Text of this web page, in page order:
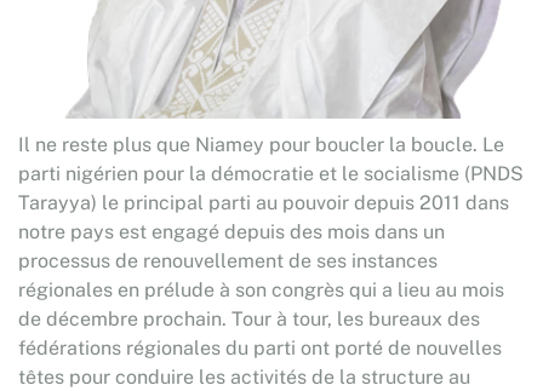
Il ne reste plus que Niamey pour boucler la boucle. Le
parti nigérien pour la démocratie et le socialisme (PNDS
Tarayya) le principal parti au pouvoir depuis 2011 dans
notre pays est engagé depuis des mois dans un
processus de renouvellement de ses instances
régionales en prélude à son congrès qui a lieu au mois
de décembre prochain. Tour à tour, les bureaux des
fédérations régionales du parti ont porté de nouvelles
têtes pour conduire les activités de la structure au